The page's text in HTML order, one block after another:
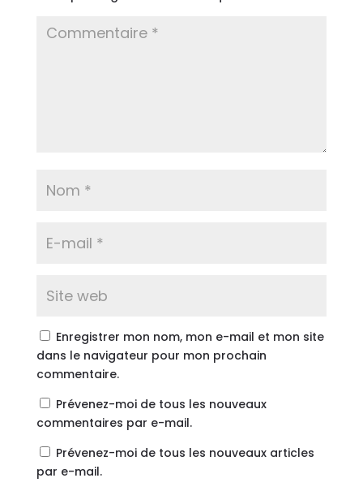
Enregistrer mon nom, mon e-mail et mon site
dans le navigateur pour mon prochain
commentaire.
Prévenez-moi de tous les nouveaux
commentaires par e-mail.
Prévenez-moi de tous les nouveaux articles
par e-mail.